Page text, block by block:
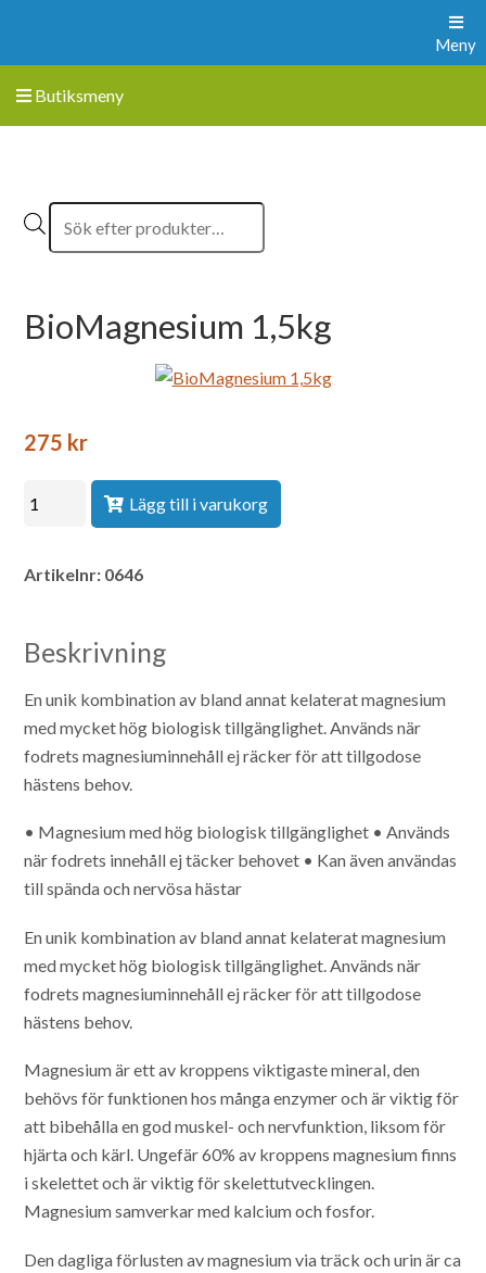
Meny
Butiksmeny
BioMagnesium 1,5kg
275 kr
Lägg till i varukorg
Artikelnr: 0646
Beskrivning
En unik kombination av bland annat kelaterat magnesium
med mycket hög biologisk tillgänglighet. Används när
fodrets magnesiuminnehåll ej räcker för att tillgodose
hästens behov.
• Magnesium med hög biologisk tillgänglighet • Används
när fodrets innehåll ej täcker behovet • Kan även användas
till spända och nervösa hästar
En unik kombination av bland annat kelaterat magnesium
med mycket hög biologisk tillgänglighet. Används när
fodrets magnesiuminnehåll ej räcker för att tillgodose
hästens behov.
Magnesium är ett av kroppens viktigaste mineral, den
behövs för funktionen hos många enzymer och är viktig för
att bibehålla en god muskel- och nervfunktion, liksom för
hjärta och kärl. Ungefär 60% av kroppens magnesium finns
i skelettet och är viktig för skelettutvecklingen.
Magnesium samverkar med kalcium och fosfor.
Den dagliga förlusten av magnesium via träck och urin är ca